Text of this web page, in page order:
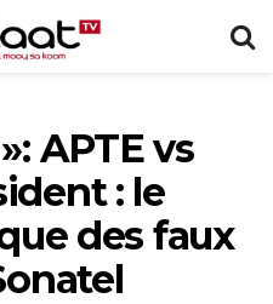
APTE vs
: le
des faux